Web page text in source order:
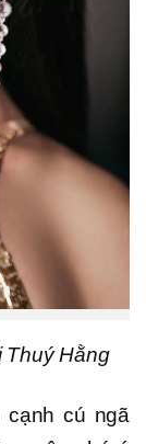
Thuý Hằng
cạnh cú ngã